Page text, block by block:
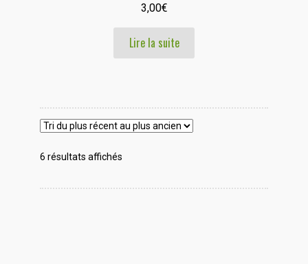
3,00€
Lire la suite
6 résultats affichésTrié
plus